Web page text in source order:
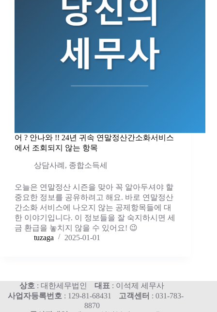
어 ? 안나와 !! 24년 귀속 연말정산간소화서비스
에서 조회되지 않는 항목
상담사례 , 종합소득세
오늘은 연말정산 시즌을 맞아 꼭 알아두셔야 할
중요한 정보를 공유하려고 해요. 바로 연말정산
간소화 서비스에 나오지 않는 공제항목들에 대
한 이야기입니다. 이 정보들을 잘 숙지하시면 세
금 환급을 놓치지 않을 수 있어요! 😉
tuzaga
2025-01-01
상호 : 대한세무법인 대표 : 이석제 세무사
사업자등록번호 : 129-81-68431 고객센터 : 031-783-
8870